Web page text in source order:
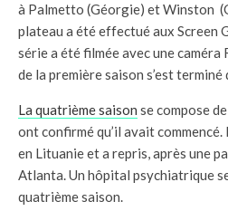
à Palmetto (Géorgie) et Winston
plateau a été effectué aux Screen
série a été filmée avec une
de la première saison s’est
La quatrième saison se compose
ont confirmé qu’il avait commencé.
en Lituanie et a repris, après une
Atlanta. Un hôpital psychiatrique
quatrième saison.